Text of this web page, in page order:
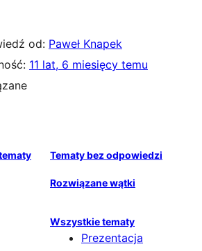
od: Paweł Knapek
11 lat, 6 miesięcy temu
Tematy bez odpowiedzi
Rozwiązane wątki
Wszystkie tematy
Prezentacja